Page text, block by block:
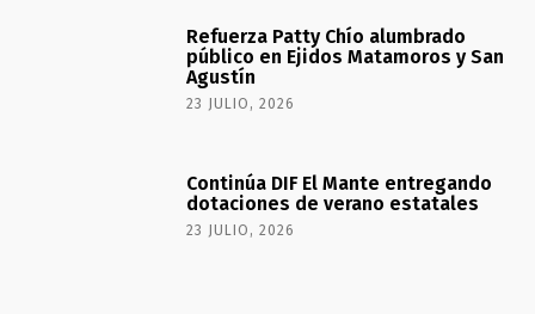
Refuerza Patty Chío alumbrado
público en Ejidos Matamoros y San
Agustín
23 JULIO, 2026
Continúa DIF El Mante entregando
dotaciones de verano estatales
23 JULIO, 2026